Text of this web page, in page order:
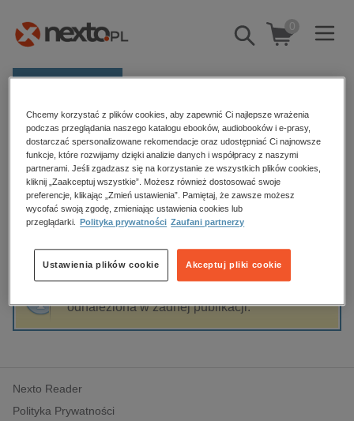
Pokaż/schowaj
wyszukiwarkę
0
Kategorie
Zobacz wszystkie E-prasa
budownictwo, aranżacja wnętrz
biznesowe, branżowe, gospodarka
dzienniki
edukacja
hobby, sport, rozrywka
komputery, internet, technologie, informatyka
polityka, społeczno-informacyjne
psychologiczne
Strona główna Yanick Lahens
Yanick Lahens
Sortowanie Filtrowanie
odnaleziona w żadnej publikacji.
Nexto Reader
Polityka Prywatności
Chcemy korzystać z plików cookies, aby zapewnić Ci najlepsze wrażenia
podczas przeglądania naszego katalogu ebooków, audiobooków i e-prasy,
dostarczać spersonalizowane rekomendacje oraz udostępniać Ci najnowsze
funkcje, które rozwijamy dzięki analizie danych i współpracy z naszymi
partnerami. Jeśli zgadzasz się na korzystanie ze wszystkich plików cookies,
kliknij „Zaakceptuj wszystkie”. Możesz również dostosować swoje
preferencje, klikając „Zmień ustawienia”. Pamiętaj, że zawsze możesz
wycofać swoją zgodę, zmieniając ustawienia cookies lub
przeglądarki.
Polityka prywatności Zaufani partnerzy
Akceptuj pliki cookie
Ustawienia plików cookie